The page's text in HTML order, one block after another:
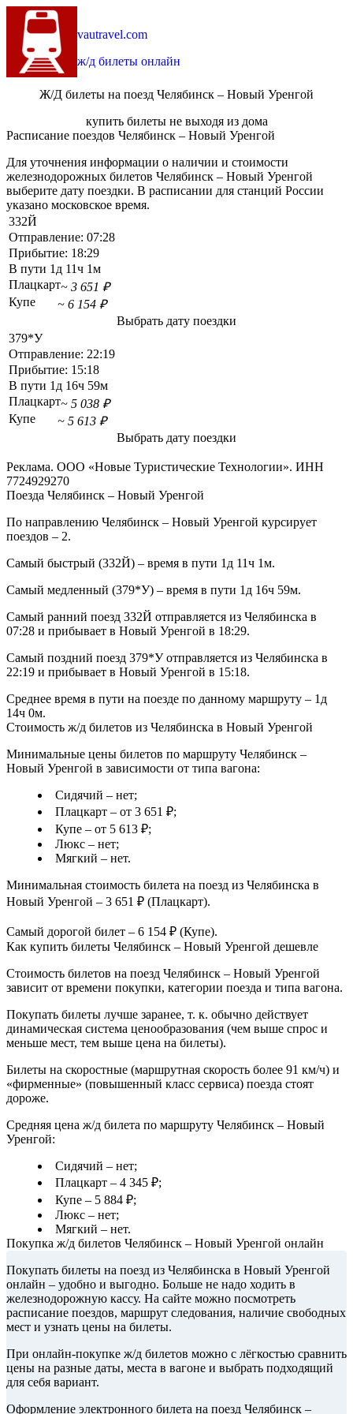
vautravel.com
ж/д билеты онлайн
Ж/Д билеты на поезд Челябинск – Новый Уренгой
купить билеты не выходя из дома
Расписание поездов Челябинск – Новый Уренгой
Для уточнения информации о наличии и стоимости
железнодорожных билетов Челябинск – Новый Уренгой
выберите дату поездки. В расписании для станций России
указано московское время.
332Й
Отправление: 07:28
Прибытие: 18:29
В пути 1д 11ч 1м
Плацкарт~ 3 651 ₽
Купе
~ 6 154 ₽
Выбрать дату поездки
379*У
Отправление: 22:19
Прибытие: 15:18
В пути 1д 16ч 59м
Плацкарт~ 5 038 ₽
Купе
~ 5 613 ₽
Выбрать дату поездки
Реклама. ООО «Новые Туристические Технологии». ИНН
7724929270
Поезда Челябинск – Новый Уренгой
По направлению Челябинск – Новый Уренгой курсирует
поездов – 2.
Самый быстрый (332Й) – время в пути 1д 11ч 1м.
Самый медленный (379*У) – время в пути 1д 16ч 59м.
Самый ранний поезд 332Й отправляется из Челябинска в
07:28 и прибывает в Новый Уренгой в 18:29.
Самый поздний поезд 379*У отправляется из Челябинска в
22:19 и прибывает в Новый Уренгой в 15:18.
Среднее время в пути на поезде по данному маршруту – 1д
14ч 0м.
Стоимость ж/д билетов из Челябинска в Новый Уренгой
Минимальные цены билетов по маршруту Челябинск –
Новый Уренгой в зависимости от типа вагона:
Сидячий – нет;
Плацкарт – от 3 651 ₽;
Купе – от 5 613 ₽;
Люкс – нет;
Мягкий – нет.
Минимальная стоимость билета на поезд из Челябинска в
Новый Уренгой – 3 651 ₽ (Плацкарт).
Самый дорогой билет – 6 154 ₽ (Купе).
Как купить билеты Челябинск – Новый Уренгой дешевле
Стоимость билетов на поезд Челябинск – Новый Уренгой
зависит от времени покупки, категории поезда и типа вагона.
Покупать билеты лучше заранее, т. к. обычно действует
динамическая система ценообразования (чем выше спрос и
меньше мест, тем выше цена на билеты).
Билеты на скоростные (маршрутная скорость более 91 км/ч) и
«фирменные» (повышенный класс сервиса) поезда стоят
дороже.
Средняя цена ж/д билета по маршруту Челябинск – Новый
Уренгой:
Сидячий – нет;
Плацкарт – 4 345 ₽;
Купе – 5 884 ₽;
Люкс – нет;
Мягкий – нет.
Покупка ж/д билетов Челябинск – Новый Уренгой онлайн
Покупать билеты на поезд из Челябинска в Новый Уренгой
онлайн – удобно и выгодно. Больше не надо ходить в
железнодорожную кассу. На сайте можно посмотреть
расписание поездов, маршрут следования, наличие свободных
мест и узнать цены на билеты.
При онлайн-покупке ж/д билетов можно с лёгкостью сравнить
цены на разные даты, места в вагоне и выбрать подходящий
для себя вариант.
Оформление электронного билета на поезд Челябинск –